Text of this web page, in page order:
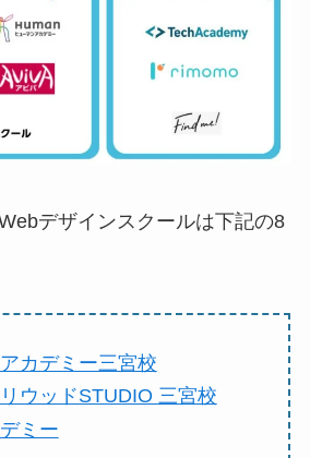
デザインスクールは下記の8
カデミー三宮校
ウッドSTUDIO 三宮校
ミー